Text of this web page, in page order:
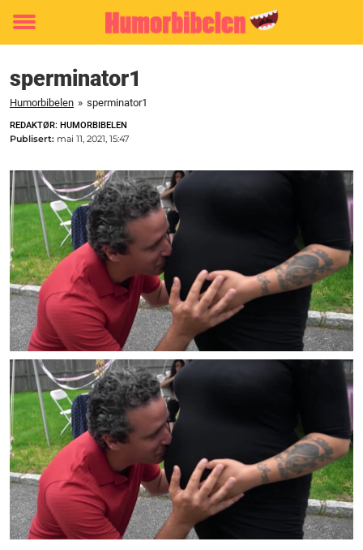
Toggle
sperminator1
Humorbibelen » sperminator1
REDAKTØR: HUMORBIBELEN
Publisert: mai 11, 2021, 15:47